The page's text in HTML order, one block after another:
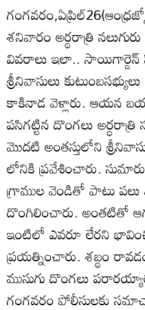
శనివారం అర్ధరాత్రి
వివరాలు ఇలా.. సాయిగార్డెన్‌
శ్రీనివాసులు
కాకినాడ వెళ్లారు. ఆయన
పసిగట్టిన దొంగలు
మొదటి అంతస్తులోని
లోనికి ప్రవేశించారు.
గ్రాముల వెండితో పాటు పలు
దొంగిలించారు. అంతటితో
ఇంటిలో ఎవరూ లేరని
ప్రయత్నించారు. శబ్ధం
ముసుగు దొంగలు
గంగవరం పోలీసులకు